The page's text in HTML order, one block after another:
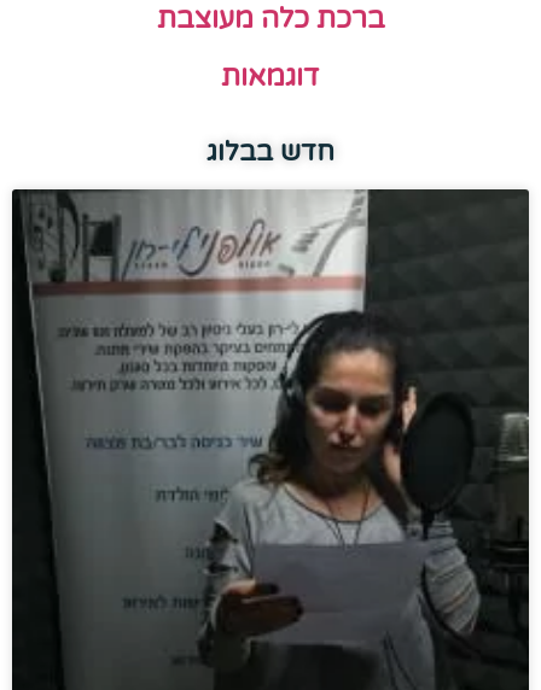
ברכת כלה מעוצבת
דוגמאות
חדש בבלוג